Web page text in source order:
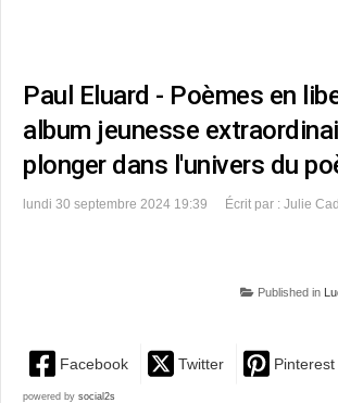
Paul Eluard - Poèmes en
album jeunesse
plonger dans l'univers du
lundi 30 septembre 2024 19:39 Écrit par : Julie
Published in
Facebook Twitter Pinterest
powered by social2s